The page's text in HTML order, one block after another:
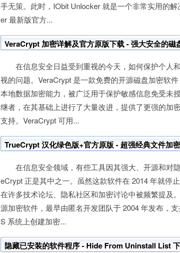
手无策。此时，IObit Unlocker 就是一个非常实用的
er 最新版官方...
VeraCrypt 加密详解及官方原版下载 - 强大安全的磁
在信息安全日益受到重视的今天，如何保护个人
视的问题。VeraCrypt 是一款免费的开源磁盘加密软
本地数据加密能力，被广泛用于保护敏感信息免受未
继者，在其基础上进行了大量改进，提供了更强的加
支持。VeraCrypt 可用...
TrueCrypt 汉化绿色版+官方原版 - 超强经典文件加
在信息安全领域，有些工具因其强大、开源和对
eCrypt 正是其中之一。虽然这款软件在 2014 年就停
在许多技术论坛、隐私社区和加密讨论中被频繁提
源加密软件，最早由匿名开发团队于 2004 年发布，
S 系统上创建加密...
隐藏已安装的软件程序 - Hide From Uninstall List